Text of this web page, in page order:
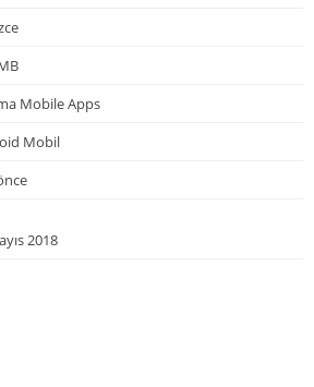
Mobile Apps
Mobil
2018